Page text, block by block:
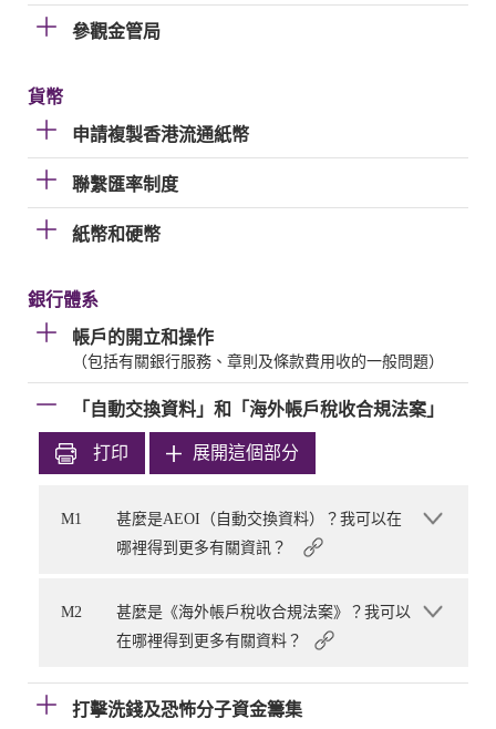
參觀金管局
貨幣
申請複製香港流通紙幣
聯繫匯率制度
紙幣和硬幣
銀行體系
帳戶的開立和操作
（包括有關銀行服務、章則及條款費用收的一般問題）
「自動交換資料」和「海外帳戶稅收合規法案」
打印 展開這個部分
M1
甚麼是AEOI（自動交換資料）？我可以在
哪裡得到更多有關資訊？
M2
甚麼是《海外帳戶稅收合規法案》？我可以
在哪裡得到更多有關資料？
打擊洗錢及恐怖分子資金籌集